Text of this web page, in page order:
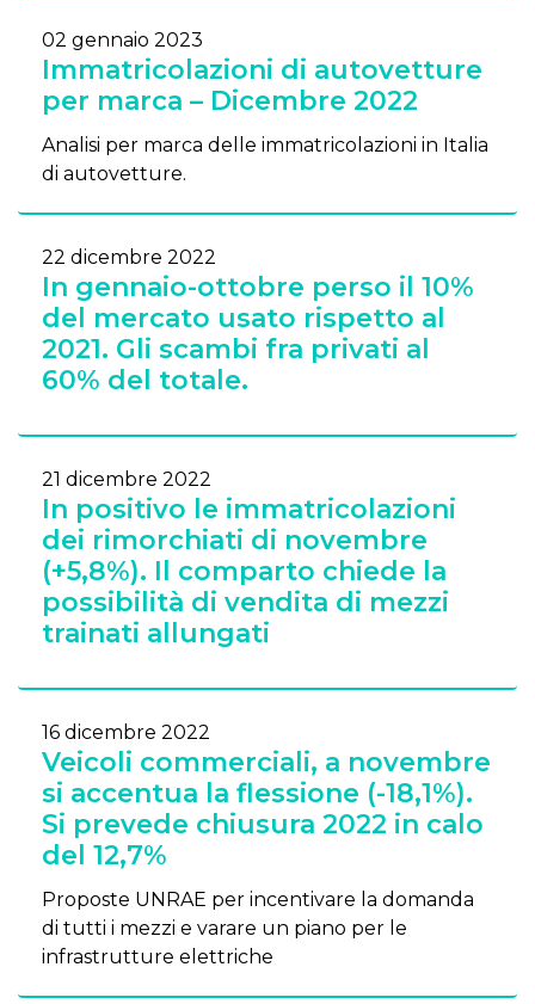
02 gennaio 2023
Immatricolazioni di autovetture
per marca – Dicembre 2022
Analisi per marca delle immatricolazioni in Italia
di autovetture.
22 dicembre 2022
In gennaio-ottobre perso il 10%
del mercato usato rispetto al
2021. Gli scambi fra privati al
60% del totale.
21 dicembre 2022
In positivo le immatricolazioni
dei rimorchiati di novembre
(+5,8%). Il comparto chiede la
possibilità di vendita di mezzi
trainati allungati
16 dicembre 2022
Veicoli commerciali, a novembre
si accentua la flessione (-18,1%).
Si prevede chiusura 2022 in calo
del 12,7%
Proposte UNRAE per incentivare la domanda
di tutti i mezzi e varare un piano per le
infrastrutture elettriche